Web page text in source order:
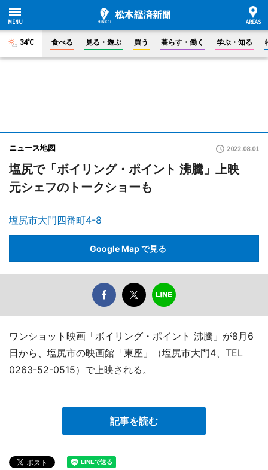
34°C 食べる 見る・遊ぶ 買う 暮らす・働く 学ぶ・知る
ニュース地図 2022.08.01
塩尻で「ボイリング・ポイント 沸騰」上映
元シェフのトークショーも
塩尻市大門四番町4-8
Google Map で見る
ワンショット映画「ボイリング・ポイント 沸騰」が8月6
日から、塩尻市の映画館「東座」（塩尻市大門4、TEL
0263-52-0515）で上映される。
記事を読む